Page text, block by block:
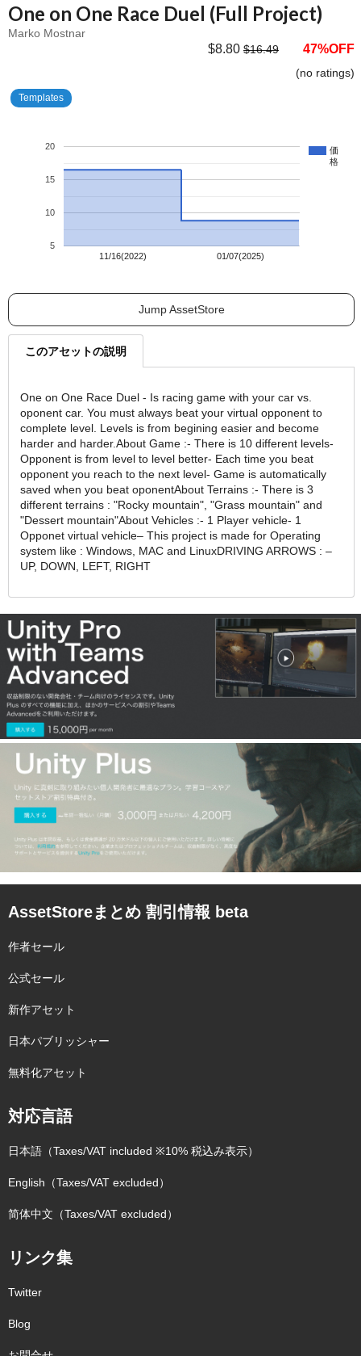
One on One Race Duel (Full Project)
Marko Mostnar
$8.80 $16.49 47%OFF
(no ratings)
Templates
価
格
11/16(2022) 01/07(2025)
5
10
15
20
Jump AssetStore
このアセットの説明
One on One Race Duel - Is racing game with your car vs.
oponent car. You must always beat your virtual opponent to
complete level. Levels is from begining easier and become
harder and harder.About Game :- There is 10 different levels-
Opponent is from level to level better- Each time you beat
opponent you reach to the next level- Game is automatically
saved when you beat oponentAbout Terrains :- There is 3
different terrains : "Rocky mountain", "Grass mountain" and
"Dessert mountain"About Vehicles :- 1 Player vehicle- 1
Opponet virtual vehicle– This project is made for Operating
system like : Windows, MAC and LinuxDRIVING ARROWS : –
UP, DOWN, LEFT, RIGHT
AssetStoreまとめ 割引情報 beta
作者セール
公式セール
新作アセット
日本パブリッシャー
無料化アセット
対応言語
日本語（Taxes/VAT included ※10% 税込み表示）
English（Taxes/VAT excluded）
简体中文（Taxes/VAT excluded）
リンク集
Twitter
Blog